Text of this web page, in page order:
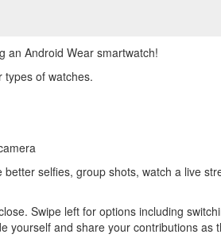
an Android Wear smartwatch!
types of watches.
selfies, group shots, watch a live
Swipe left for options including
yourself and share your contributions as